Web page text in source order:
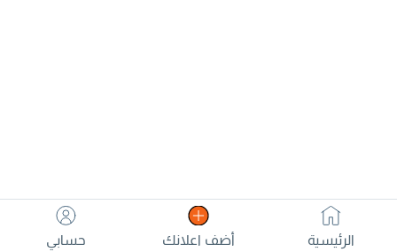
الرئيسية أضف اعلانك حسابي